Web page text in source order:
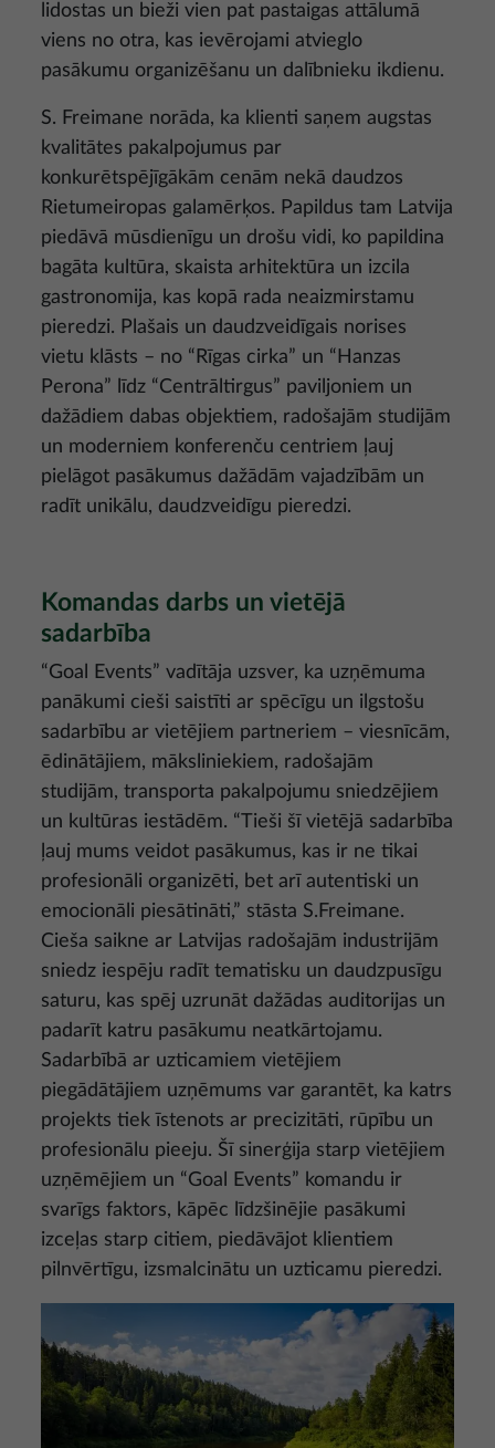
lidostas un bieži vien pat pastaigas attālumā
viens no otra, kas ievērojami atvieglo
pasākumu organizēšanu un dalībnieku ikdienu.
S. Freimane norāda, ka klienti saņem augstas
kvalitātes pakalpojumus par
konkurētspējīgākām cenām nekā daudzos
Rietumeiropas galamērķos. Papildus tam Latvija
piedāvā mūsdienīgu un drošu vidi, ko papildina
bagāta kultūra, skaista arhitektūra un izcila
gastronomija, kas kopā rada neaizmirstamu
pieredzi. Plašais un daudzveidīgais norises
vietu klāsts – no “Rīgas cirka” un “Hanzas
Perona” līdz “Centrāltirgus” paviljoniem un
dažādiem dabas objektiem, radošajām studijām
un moderniem konferenču centriem ļauj
pielāgot pasākumus dažādām vajadzībām un
radīt unikālu, daudzveidīgu pieredzi.
Komandas darbs un vietējā
sadarbība
“Goal Events” vadītāja uzsver, ka uzņēmuma
panākumi cieši saistīti ar spēcīgu un ilgstošu
sadarbību ar vietējiem partneriem – viesnīcām,
ēdinātājiem, māksliniekiem, radošajām
studijām, transporta pakalpojumu sniedzējiem
un kultūras iestādēm. “Tieši šī vietējā sadarbība
ļauj mums veidot pasākumus, kas ir ne tikai
profesionāli organizēti, bet arī autentiski un
emocionāli piesātināti,” stāsta S.Freimane.
Cieša saikne ar Latvijas radošajām industrijām
sniedz iespēju radīt tematisku un daudzpusīgu
saturu, kas spēj uzrunāt dažādas auditorijas un
padarīt katru pasākumu neatkārtojamu.
Sadarbībā ar uzticamiem vietējiem
piegādātājiem uzņēmums var garantēt, ka katrs
projekts tiek īstenots ar precizitāti, rūpību un
profesionālu pieeju. Šī sinerģija starp vietējiem
uzņēmējiem un “Goal Events” komandu ir
svarīgs faktors, kāpēc līdzšinējie pasākumi
izceļas starp citiem, piedāvājot klientiem
pilnvērtīgu, izsmalcinātu un uzticamu pieredzi.